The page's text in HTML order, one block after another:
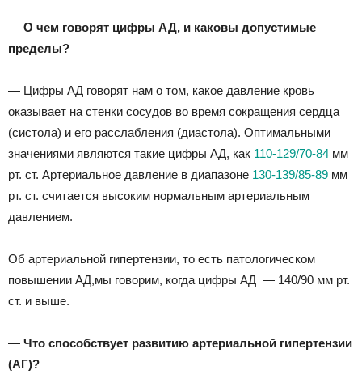
— О чем говорят цифры АД, и каковы допустимые
пределы?
— Цифры АД говорят нам о том, какое давление кровь
оказывает на стенки сосудов во время сокращения сердца
(систола) и его расслабления (диастола). Оптимальными
значениями являются такие цифры АД, как 110-129/70-84 мм
рт. ст. Артериальное давление в диапазоне 130-139/85-89 мм
рт. ст. считается высоким нормальным артериальным
давлением.
Об артериальной гипертензии, то есть патологическом
повышении АД,мы говорим, когда цифры АД — 140/90 мм рт.
ст. и выше.
— Что способствует развитию артериальной гипертензии
(АГ)?